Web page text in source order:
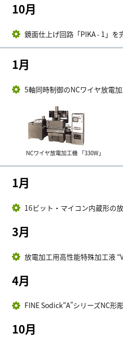
10月
鏡面仕上げ回路「PIKA - 1」を
1月
5軸同時制御のNCワイヤ放電
NCワイヤ放電加工機 「330W」
1月
16ビット・マイコン内蔵形の
3月
放電加工用高性能特殊加工液
4月
FINE Sodick“A”シリーズNC形
10月